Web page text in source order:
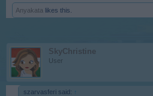
Anyakata likes this.
SkyChristine
User
szarvasferi said: ↑